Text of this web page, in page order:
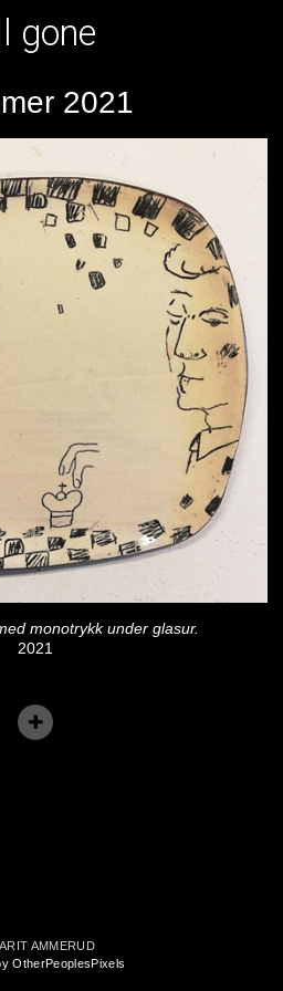
gone
2021
monotrykk under glasur.
2021
AMMERUD
OtherPeoplesPixels